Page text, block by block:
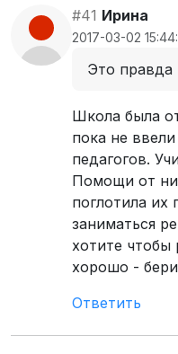
#41 Ирина
2017-03-02
Это правда
Школа была
пока не
педагогов.
Помощи от
поглотила их
заниматься
хотите чтобы
хорошо -
Ответить